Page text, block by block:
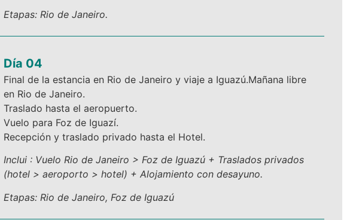
Etapas: Rio de Janeiro.
Día 04
Final de la estancia en Rio de Janeiro y viaje a Iguazú.Mañana libre
en Rio de Janeiro.
Traslado hasta el aeropuerto.
Vuelo para Foz de Iguazí.
Recepción y traslado privado hasta el Hotel.
Inclui : Vuelo Rio de Janeiro > Foz de Iguazú + Traslados privados
(hotel > aeroporto > hotel) + Alojamiento con desayuno.
Etapas: Rio de Janeiro, Foz de Iguazú